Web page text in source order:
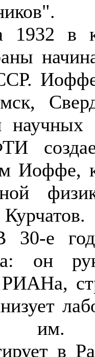
1932 в
Иоффе
Иоффе,
30-е
он
РИАНа,
им.
в